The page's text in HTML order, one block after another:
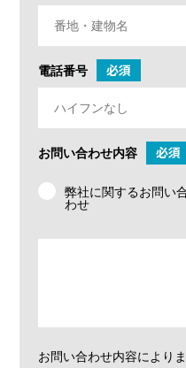
電話番号 必須
お問い合わせ内容 必須
弊社に関するお問い
わせ
お問い合わせ内容により